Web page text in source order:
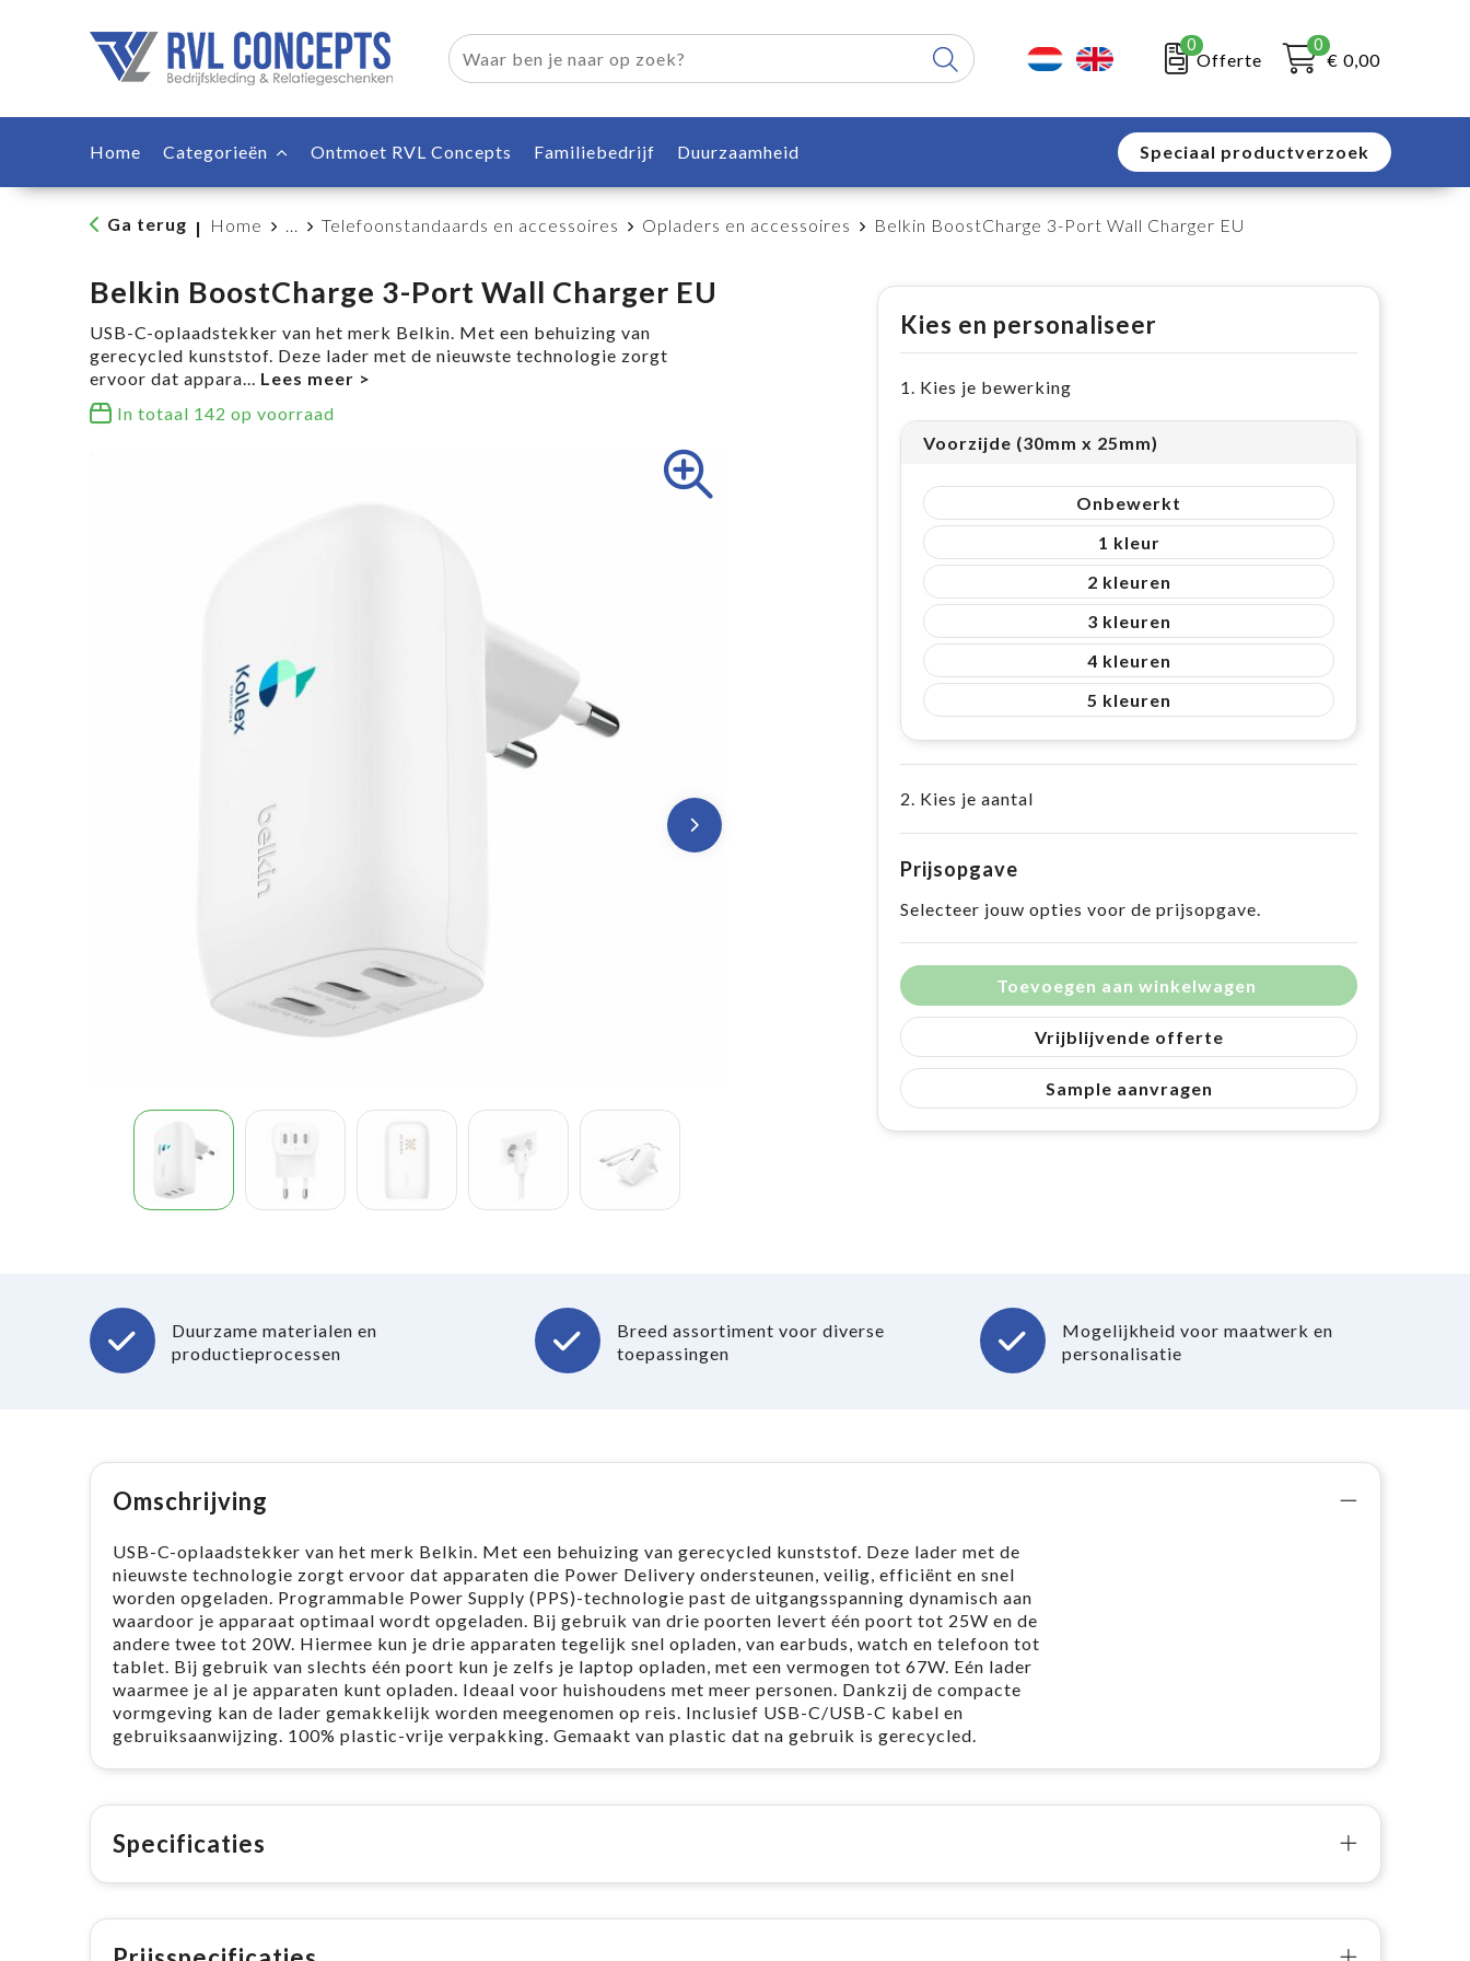
0
Offerte
0
€ 0,00
Home Categorieën Ontmoet RVL Concepts Familiebedrijf Duurzaamheid Speciaal productverzoek
Ga terug | Home ... Telefoonstandaards en accessoires Opladers en accessoires Belkin BoostCharge 3-Port Wall Charger EU
Belkin BoostCharge 3-Port Wall Charger EU
USB-C-oplaadstekker van het merk Belkin. Met een behuizing van
gerecycled kunststof. Deze lader met de nieuwste technologie zorgt
ervoor dat appara...
In totaal 142 op voorraad
Kies en personaliseer
1. Kies je bewerking
Voorzijde (30mm x 25mm)
Onbewerkt
1
2
3
4
5
2. Kies je aantal
Prijsopgave
Selecteer jouw opties voor de prijsopgave.
Toevoegen aan winkelwagen
Vrijblijvende offerte
Sample aanvragen
Duurzame materialen en
productieprocessen
Breed assortiment voor diverse
toepassingen
Mogelijkheid voor maatwerk en
personalisatie
Omschrijving
USB-C-oplaadstekker van het merk Belkin. Met een behuizing van gerecycled kunststof. Deze lader met de
nieuwste technologie zorgt ervoor dat apparaten die Power Delivery ondersteunen, veilig, efficiënt en snel
worden opgeladen. Programmable Power Supply (PPS)-technologie past de uitgangsspanning dynamisch aan
waardoor je apparaat optimaal wordt opgeladen. Bij gebruik van drie poorten levert één poort tot 25W en de
andere twee tot 20W. Hiermee kun je drie apparaten tegelijk snel opladen, van earbuds, watch en telefoon tot
tablet. Bij gebruik van slechts één poort kun je zelfs je laptop opladen, met een vermogen tot 67W. Eén lader
waarmee je al je apparaten kunt opladen. Ideaal voor huishoudens met meer personen. Dankzij de compacte
vormgeving kan de lader gemakkelijk worden meegenomen op reis. Inclusief USB-C/USB-C kabel en
gebruiksaanwijzing. 100% plastic-vrije verpakking. Gemaakt van plastic dat na gebruik is gerecycled.
Specificaties